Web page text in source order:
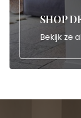
SHOP
Bekijk ze